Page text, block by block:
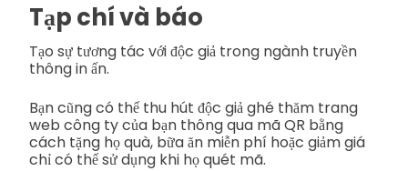
Tạp chí và báo
Tạo sự tương tác với độc giả trong ngành truyền
thông in ấn.
Bạn cũng có thể thu hút độc giả ghé thăm trang
web công ty của bạn thông qua mã QR bằng
cách tặng họ quà, bữa ăn miễn phí hoặc giảm giá
chỉ có thể sử dụng khi họ quét mã.